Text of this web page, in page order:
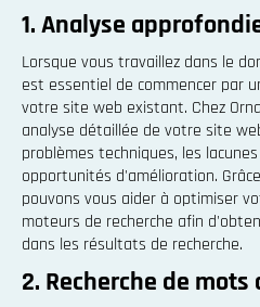
1. Analyse
Lorsque vous travaillez dans le
est essentiel de commencer par
votre site web existant. Chez
analyse détaillée de votre site
problèmes techniques, les
opportunités d'amélioration.
pouvons vous aider à optimiser
moteurs de recherche afin
dans les résultats de recherche.
2. Recherche de